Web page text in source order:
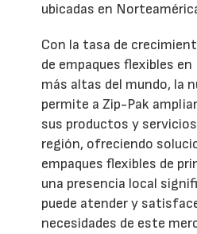
ubicadas en
Con la tasa de
de empaques flexibles
más altas del mundo, la
permite a Zip-Pak
sus productos y
región, ofreciendo
empaques flexibles de
una presencia local
puede atender y
necesidades de este